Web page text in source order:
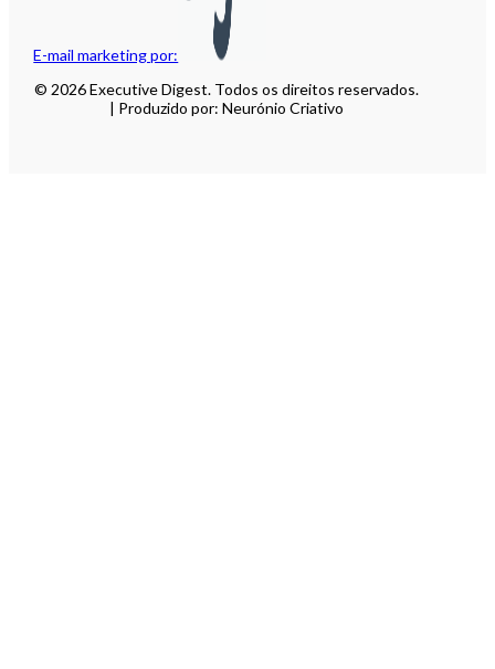
E-mail marketing por:
© 2026 Executive Digest. Todos os direitos reservados.
| Produzido por: Neurónio Criativo